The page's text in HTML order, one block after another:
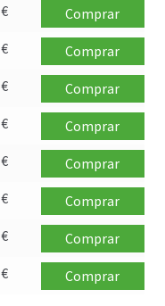
€
Comprar
€
Comprar
€
Comprar
€
Comprar
€
Comprar
€
Comprar
€
Comprar
€ Comprar